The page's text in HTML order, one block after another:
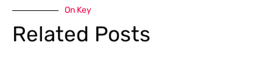
On Key
Related Posts